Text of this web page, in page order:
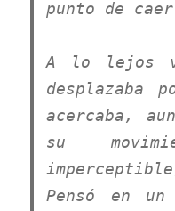
punto de
A lo lejos
desplazaba
acercaba,
su
Pensó en